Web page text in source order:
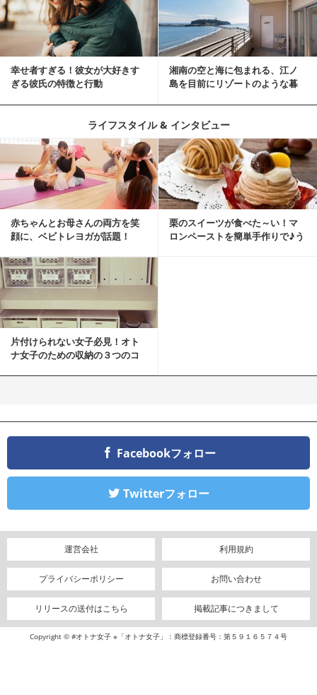
幸せ者すぎる！彼女が大好きす
ぎる彼氏の特徴と行動
湘南の空と海に包まれる、江ノ
島を目前にリゾートのような暮
ライフスタイル & インタビュー
赤ちゃんとお母さんの両方を笑
顔に、ベビトレヨガが話題！
栗のスイーツが食べた～い！マ
ロンペーストを簡単手作りで♪う
片付けられない女子必見！オト
ナ女子のための収納の３つのコ
Facebookフォロー
Twitterフォロー
運営会社 利用規約
プライバシーポリシー お問い合わせ
リリースの送付はこちら 掲載記事につきまして
Copyright © #オトナ女子 ※「オトナ女子」：商標登録番号：第５９１６５７４号